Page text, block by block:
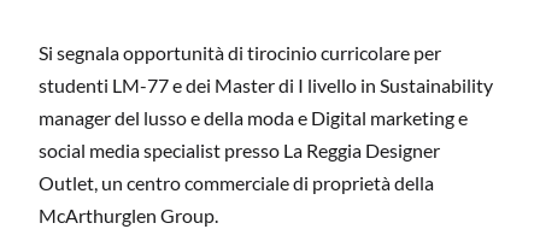
Si segnala opportunità di tirocinio curricolare per
studenti LM-77 e dei Master di I livello in Sustainability
manager del lusso e della moda e Digital marketing e
social media specialist presso La Reggia Designer
Outlet, un centro commerciale di proprietà della
McArthurglen Group.